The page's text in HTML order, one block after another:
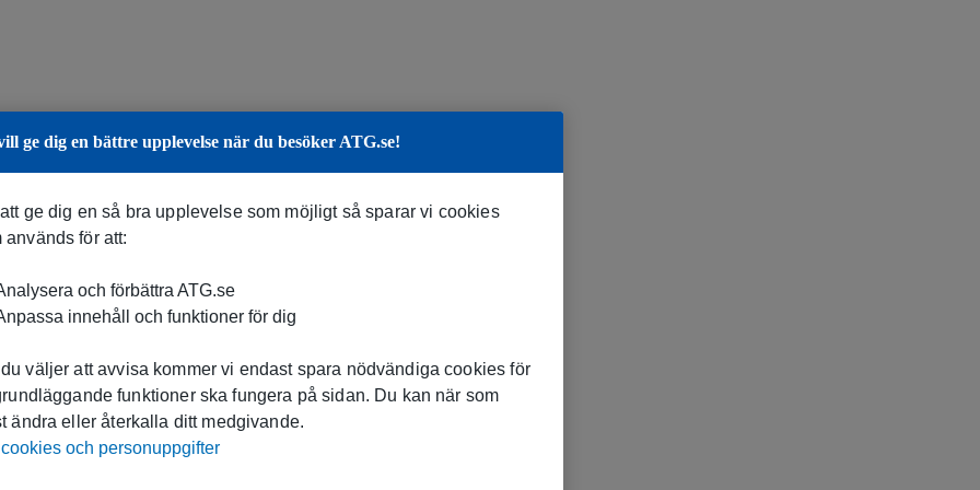
ge dig en bättre upplevelse när du besöker ATG.se!
ge dig en så bra upplevelse som möjligt så sparar vi cookies
används för att:
och förbättra ATG.se
innehåll och funktioner för dig
väljer att avvisa kommer vi endast spara nödvändiga cookies för
funktioner ska fungera på sidan. Du kan när som
ändra eller återkalla ditt medgivande.
och personuppgifter